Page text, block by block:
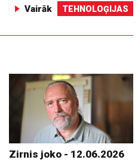
Vairāk TEHNOLOĢIJAS
Zirnis joko - 12.06.2026